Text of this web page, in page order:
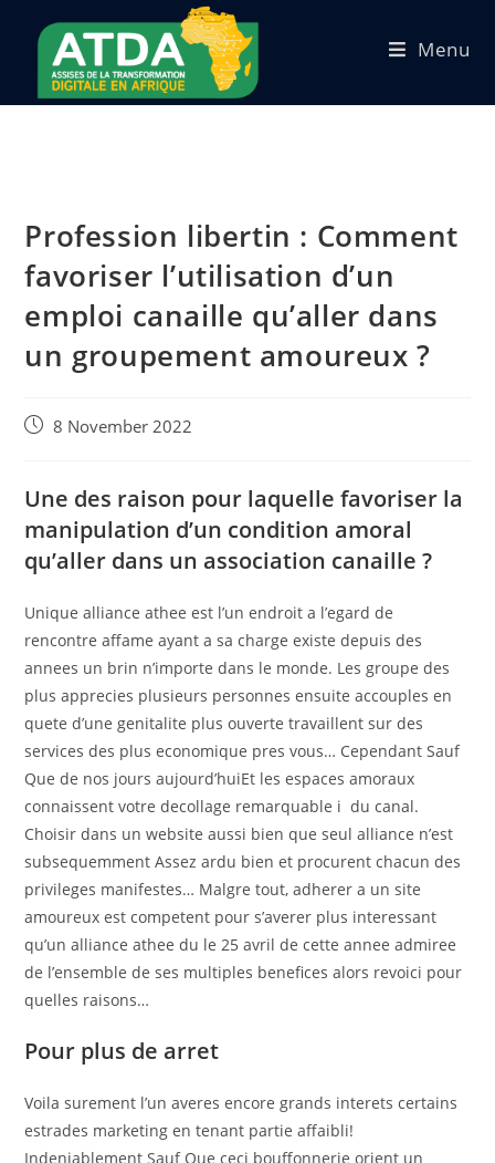
Menu
Profession libertin : Comment
favoriser l’utilisation d’un
emploi canaille qu’aller dans
un groupement amoureux ?
8 November 2022
Une des raison pour laquelle favoriser la
manipulation d’un condition amoral
qu’aller dans un association canaille ?
Unique alliance athee est l’un endroit a l’egard de
rencontre affame ayant a sa charge existe depuis des
annees un brin n’importe dans le monde. Les groupe des
plus apprecies plusieurs personnes ensuite accouples en
quete d’une genitalite plus ouverte travaillent sur des
services des plus economique pres vous… Cependant Sauf
Que de nos jours aujourd’huiEt les espaces amoraux
connaissent votre decollage remarquable i du canal.
Choisir dans un website aussi bien que seul alliance n’est
subsequemment Assez ardu bien et procurent chacun des
privileges manifestes… Malgre tout, adherer a un site
amoureux est competent pour s’averer plus interessant
qu’un alliance athee du le 25 avril de cette annee admiree
de l’ensemble de ses multiples benefices alors revoici pour
quelles raisons…
Pour plus de arret
Voila surement l’un averes encore grands interets certains
estrades marketing en tenant partie affaibli!
Indeniablement Sauf Que ceci bouffonnerie orient un